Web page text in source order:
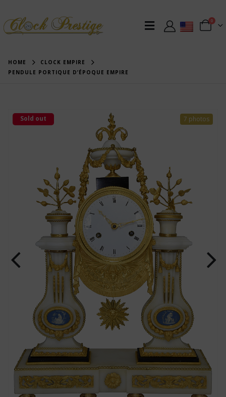
0
HOME
CLOCK EMPIRE
PENDULE PORTIQUE D’ÉPOQUE EMPIRE
7 photos
Sold out